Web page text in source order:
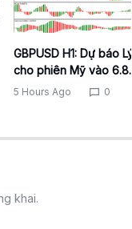
GBPUSD H1: Dự báo
cho phiên Mỹ vào
5 Hours Ago 0
khai.